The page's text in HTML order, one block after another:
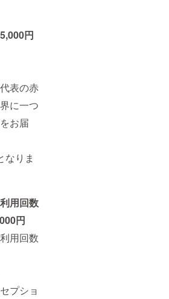
円
表の赤
に一つ
お届
なりま
用回数
円
用回数
プショ